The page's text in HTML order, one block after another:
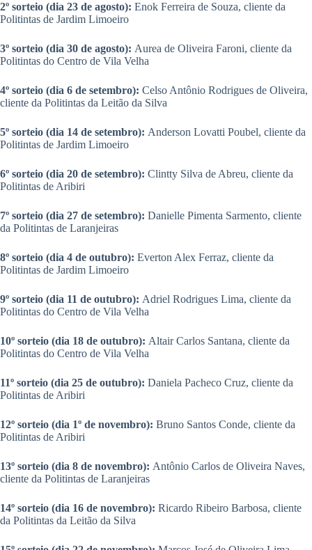
2º sorteio (dia 23 de agosto): Enok Ferreira de Souza, cliente da
Politintas de Jardim Limoeiro
3º sorteio (dia 30 de agosto): Aurea de Oliveira Faroni, cliente da
Politintas do Centro de Vila Velha
4º sorteio (dia 6 de setembro): Celso Antônio Rodrigues de Oliveira,
cliente da Politintas da Leitão da Silva
5º sorteio (dia 14 de setembro): Anderson Lovatti Poubel, cliente da
Politintas de Jardim Limoeiro
6º sorteio (dia 20 de setembro): Clintty Silva de Abreu, cliente da
Politintas de Aribiri
7º sorteio (dia 27 de setembro): Danielle Pimenta Sarmento, cliente
da Politintas de Laranjeiras
8º sorteio (dia 4 de outubro): Everton Alex Ferraz, cliente da
Politintas de Jardim Limoeiro
9º sorteio (dia 11 de outubro): Adriel Rodrigues Lima, cliente da
Politintas do Centro de Vila Velha
10º sorteio (dia 18 de outubro): Altair Carlos Santana, cliente da
Politintas do Centro de Vila Velha
11º sorteio (dia 25 de outubro): Daniela Pacheco Cruz, cliente da
Politintas de Aribiri
12º sorteio (dia 1º de novembro): Bruno Santos Conde, cliente da
Politintas de Aribiri
13º sorteio (dia 8 de novembro): Antônio Carlos de Oliveira Naves,
cliente da Politintas de Laranjeiras
14º sorteio (dia 16 de novembro): Ricardo Ribeiro Barbosa, cliente
da Politintas da Leitão da Silva